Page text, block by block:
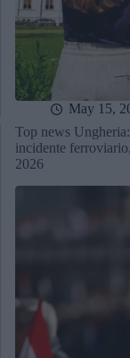
May 15,
Top news
incidente
2026